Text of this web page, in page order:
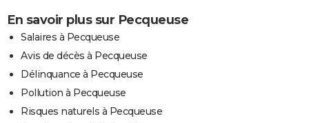
En savoir plus sur Pecqueuse
Salaires à Pecqueuse
Avis de décès à Pecqueuse
Délinquance à Pecqueuse
Pollution à Pecqueuse
Risques naturels à Pecqueuse